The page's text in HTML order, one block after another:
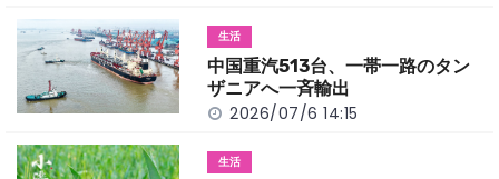
生活
中国重汽513台、一帯一路のタン
ザニアへ一斉輸出
2026/07/6 14:15
生活